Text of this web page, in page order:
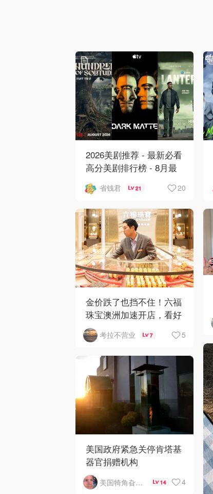
2026美剧推荐 - 最新必看
高分美剧排行榜 - 8月最
回归！
省钱君 21 20
金价跌了也挡不住！六福
珠宝澳洲加速开店，看好
华人购买力
考拉不营业 7 5
美国政府紧急关停肯塔基
器官捐赠机构
美国犄角旮旯新鲜事 14 4